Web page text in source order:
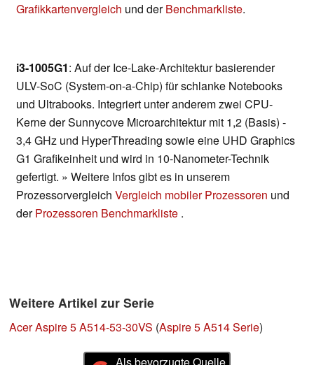
Grafikkartenvergleich und derBenchmarkliste.
i3-1005G1: Auf der Ice-Lake-Architektur basierender
ULV-SoC (System-on-a-Chip) für schlanke Notebooks
und Ultrabooks. Integriert unter anderem zwei CPU-
Kerne der Sunnycove Microarchitektur mit 1,2 (Basis) -
3,4 GHz und HyperThreading sowie eine UHD Graphics
G1 Grafikeinheit und wird in 10-Nanometer-Technik
gefertigt. » Weitere Infos gibt es in unserem
Prozessorvergleich Vergleich mobiler Prozessoren und
derProzessoren Benchmarkliste .
Weitere Artikel zur Serie
Acer Aspire 5 A514-53-30VS (Aspire 5 A514 Serie)